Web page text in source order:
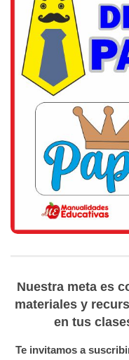
Nuestra meta es
materiales y
en tus
Te invitamos a